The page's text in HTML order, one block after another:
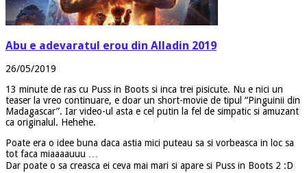
Abu e adevaratul erou din Alladin 2019
26/05/2019
13 minute de ras cu Puss in Boots si inca trei pisicute. Nu e nici un
teaser la vreo continuare, e doar un short-movie de tipul “Pinguinii din
Madagascar”. Iar video-ul asta e cel putin la fel de simpatic si amuzant
ca originalul. Hehehe.
Poate era o idee buna daca astia mici puteau sa si vorbeasca in loc sa
tot faca miaaaauuu …
Dar poate o sa creasca ei ceva mai mari si apare si Puss in Boots 2 :D